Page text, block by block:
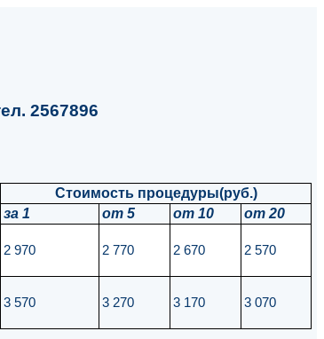
2567896
Стоимость процедуры(руб.)
за 1
от 5 от 10
от 20
2 970 2 770 2 670 2 570
3 570 3 270 3 170 3 070